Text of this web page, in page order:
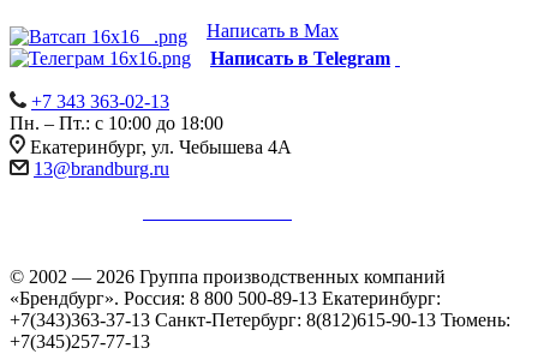
Написать в Max
Написать в Telegram
+7 343 363-02-13
Пн. – Пт.: с 10:00 до 18:00
Екатеринбург, ул. Чебышева 4А
13@brandburg.ru
© 2002 — 2026 Группа производственных компаний
«Брендбург». Россия: 8 800 500-89-13 Екатеринбург:
+7(343)363-37-13 Санкт-Петербург: 8(812)615-90-13 Тюмень:
+7(345)257-77-13